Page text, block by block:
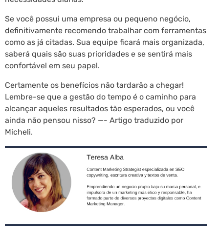
Se você possui uma empresa ou pequeno negócio,
definitivamente recomendo trabalhar com ferramentas
como as já citadas. Sua equipe ficará mais organizada,
saberá quais são suas prioridades e se sentirá mais
confortável em seu papel.
Certamente os benefícios não tardarão a chegar!
Lembre-se que a gestão do tempo é o caminho para
alcançar aqueles resultados tão esperados, ou você
ainda não pensou nisso? —- Artigo traduzido por
Micheli.